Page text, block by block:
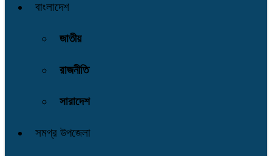
বাংলাদেশ
জাতীয়
রাজনীতি
সারাদেশ
সমগ্র উপজেলা